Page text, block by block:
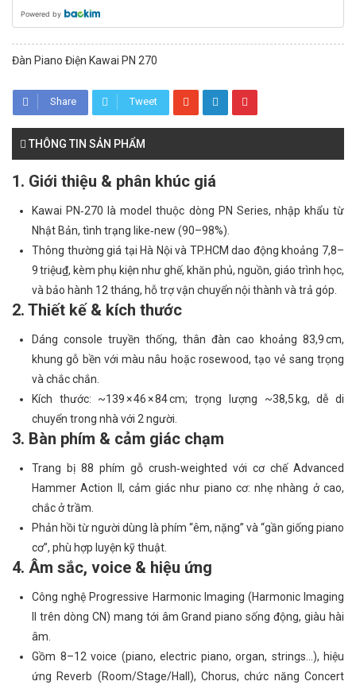
Powered by
Đàn Piano Điện Kawai PN 270
Share Tweet
THÔNG TIN SẢN PHẨM
1. Giới thiệu & phân khúc giá
Kawai PN‑270 là model thuộc dòng PN Series, nhập khẩu từ
Nhật Bản, tình trạng like‑new (90–98%).
Thông thường giá tại Hà Nội và TP.HCM dao động khoảng 7,8–
9 triệu₫, kèm phụ kiện như ghế, khăn phủ, nguồn, giáo trình học,
và bảo hành 12 tháng, hỗ trợ vận chuyển nội thành và trả góp.
2. Thiết kế & kích thước
Dáng console truyền thống, thân đàn cao khoảng 83,9 cm,
khung gỗ bền với màu nâu hoặc rosewood, tạo vẻ sang trọng
và chắc chắn.
Kích thước: ~139 × 46 × 84 cm; trọng lượng ~38,5 kg, dễ di
chuyển trong nhà với 2 người.
3. Bàn phím & cảm giác chạm
Trang bị 88 phím gỗ crush‑weighted với cơ chế Advanced
Hammer Action II, cảm giác như piano cơ: nhẹ nhàng ở cao,
chắc ở trầm.
Phản hồi từ người dùng là phím “êm, nặng” và “gần giống piano
cơ”, phù hợp luyện kỹ thuật.
4. Âm sắc, voice & hiệu ứng
Công nghệ Progressive Harmonic Imaging (Harmonic Imaging
II trên dòng CN) mang tới âm Grand piano sống động, giàu hài
âm.
Gồm 8–12 voice (piano, electric piano, organ, strings...), hiệu
ứng Reverb (Room/Stage/Hall), Chorus, chức năng Concert